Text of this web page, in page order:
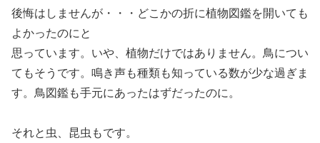
後悔はしませんが・・・どこかの折に植物図鑑を開いても
よかったのにと
思っています。いや、植物だけではありません。鳥につい
てもそうです。鳴き声も種類も知っている数が少な過ぎま
す。鳥図鑑も手元にあったはずだったのに。
それと虫、昆虫もです。